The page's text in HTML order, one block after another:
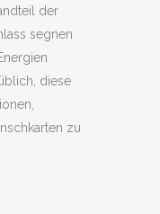
der
segnen
diese
zu